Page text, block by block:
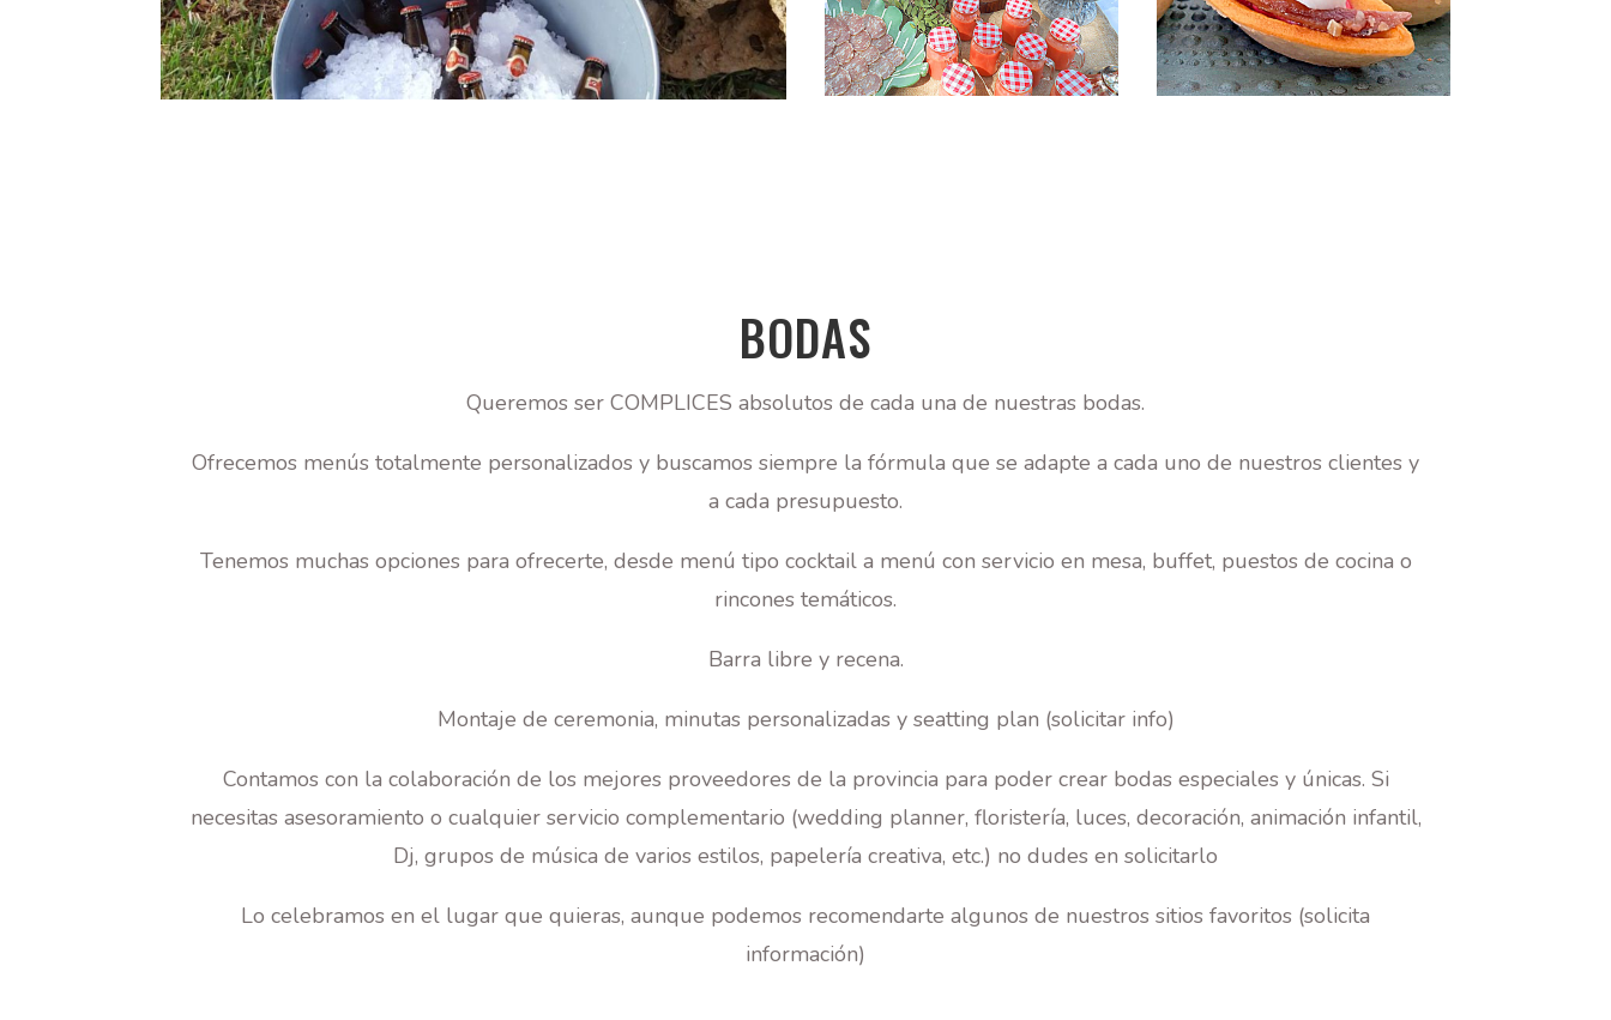
BODAS
Queremos ser COMPLICES absolutos de cada una de nuestras bodas.
Ofrecemos menús totalmente personalizados y buscamos siempre la fórmula que se adapte a cada uno de nuestros clientes y
a cada presupuesto.
Tenemos muchas opciones para ofrecerte, desde menú tipo cocktail a menú con servicio en mesa, buffet, puestos de cocina o
rincones temáticos.
Barra libre y recena.
Montaje de ceremonia, minutas personalizadas y seatting plan (solicitar info)
Contamos con la colaboración de los mejores proveedores de la provincia para poder crear bodas especiales y únicas. Si
necesitas asesoramiento o cualquier servicio complementario (wedding planner, floristería, luces, decoración, animación infantil,
Dj, grupos de música de varios estilos, papelería creativa, etc.) no dudes en solicitarlo
Lo celebramos en el lugar que quieras, aunque podemos recomendarte algunos de nuestros sitios favoritos (solicita
información)